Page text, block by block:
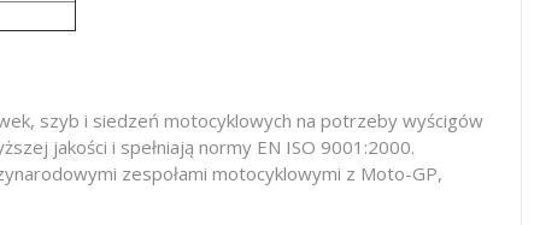
szyb i siedzeń motocyklowych na potrzeby wyścigów
jakości i spełniają normy EN ISO 9001:2000.
zespołami motocyklowymi z Moto-GP,